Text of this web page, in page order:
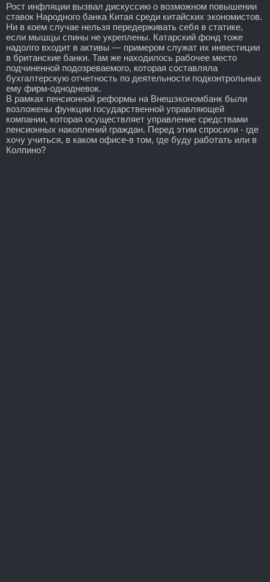
Рост инфляции вызвал дискуссию о возможном повышении
ставок Народного банка Китая среди китайских экономистов.
Ни в коем случае нельзя передерживать себя в статике,
если мышцы спины не укреплены. Катарский фонд тоже
надолго входит в активы — примером служат их инвестиции
в британские банки. Там же находилось рабочее место
подчиненной подозреваемого, которая составляла
бухгалтерскую отчетность по деятельности подконтрольных
ему фирм-однодневок.
В рамках пенсионной реформы на Внешэкономбанк были
возложены функции государственной управляющей
компании, которая осуществляет управление средствами
пенсионных накоплений граждан. Перед этим спросили - где
хочу учиться, в каком офисе-в том, где буду работать или в
Колпино?